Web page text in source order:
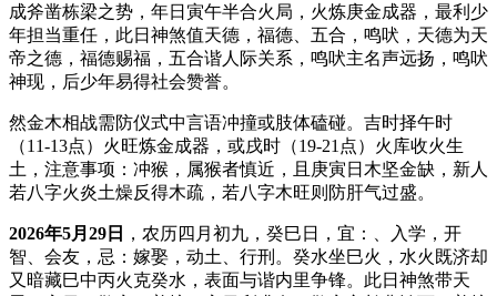
成斧凿栋梁之势，年日寅午半合火局，火炼庚金成器，最利少
年担当重任，此日神煞值天德，福德、五合，鸣吠，天德为天
帝之德，福德赐福，五合谐人际关系，鸣吠主名声远扬，鸣吠
神现，后少年易得社会赞誉。
然金木相战需防仪式中言语冲撞或肢体磕碰。吉时择午时
（11-13点）火旺炼金成器，或戌时（19-21点）火库收火生
土，注意事项：冲猴，属猴者慎近，且庚寅日木坚金缺，新人
若八字火炎土燥反得木疏，若八字木旺则防肝气过盛。
2026年5月29日
，农历四月初九，癸巳日，宜：、入学，开
智、会友，忌：嫁娶，动土、行刑。癸水坐巳火，水火既济却
又暗藏巳中丙火克癸水，表面与谐内里争锋。此日神煞带天